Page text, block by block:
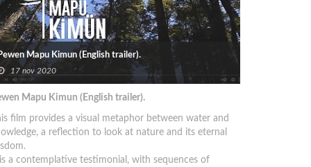
Mapu Kimun (English trailer).
17 nov 2020
Mapu Kimun (English trailer).
film provides a visual metaphor between water and
a reflection to look at nature and its eternal
a contemplative testimonial, with sequences of